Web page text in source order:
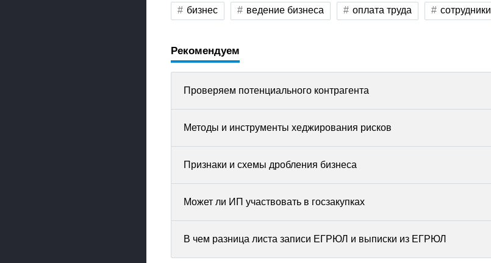
бизнес ведение бизнеса оплата труда сотрудники
Рекомендуем
Проверяем потенциального контрагента
Методы и инструменты хеджирования рисков
Признаки и схемы дробления бизнеса
Может ли ИП участвовать в госзакупках
В чем разница листа записи ЕГРЮЛ и выписки из ЕГРЮЛ